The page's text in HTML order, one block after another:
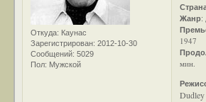
Откуда: Каунас
Зарегистрирован: 2012-10-30
Сообщений: 5029
Пол: Мужской
Жанр:
1947
мин.